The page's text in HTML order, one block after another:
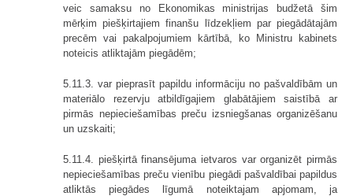
veic samaksu no Ekonomikas ministrijas budžetā šim
mērķim piešķirtajiem finanšu līdzekļiem par piegādātajām
precēm vai pakalpojumiem kārtībā, ko Ministru kabinets
noteicis atliktajām piegādēm;
5.11.3. var pieprasīt papildu informāciju no pašvaldībām un
materiālo rezervju atbildīgajiem glabātājiem saistībā ar
pirmās nepieciešamības preču izsniegšanas organizēšanu
un uzskaiti;
5.11.4. piešķirtā finansējuma ietvaros var organizēt pirmās
nepieciešamības preču vienību piegādi pašvaldībai papildus
atliktās piegādes līgumā noteiktajam apjomam, ja